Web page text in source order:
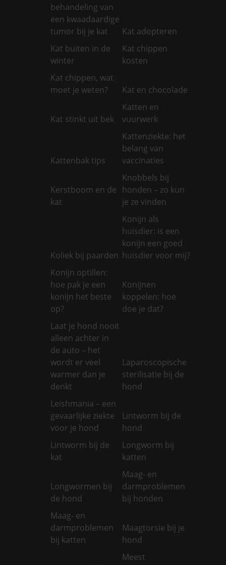
behandeling van
een kwaadaardige
tumor bij je kat
Kat adopteren
Kat buiten in de
winter
Kat chippen
kosten
Kat chippen, wat
moet je weten?
Kat en chocolade
Kat stinkt uit bek
Katten en
vuurwerk
Kattenbak tips
Kattenziekte: het
belang van
vaccinaties
Kerstboom en de
kat
Knobbels bij
honden – zo kun
je ze vinden
Koliek bij paarden
Konijn als
huisdier: is een
konijn een goed
huisdier voor mij?
Konijn optillen:
hoe pak je een
konijn het beste
op?
Konijnen
koppelen: hoe
doe je dat?
Laat je hond nooit
alleen achter in
de auto – het
wordt er veel
warmer dan je
denkt
Laparoscopische
sterilisatie bij de
hond
Leishmania – een
gevaarlijke ziekte
voor je hond
Lintworm bij de
hond
Lintworm bij de
kat
Longworm bij
katten
Longwormen bij
de hond
Maag- en
darmproblemen
bij honden
Maag- en
darmproblemen
bij katten
Maagtorsie bij je
hond
Meest